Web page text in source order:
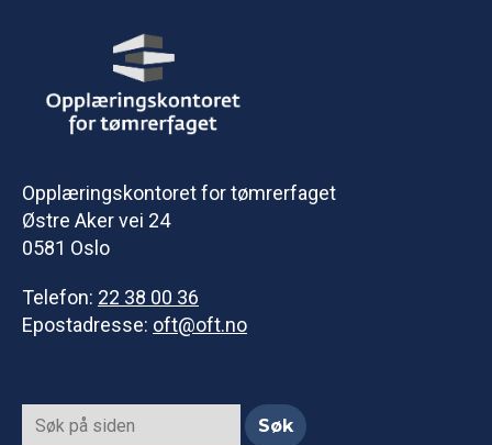
Opplæringskontoret for tømrerfaget
Østre Aker vei 24
0581 Oslo
Telefon: 22 38 00 36
Epostadresse: oft@oft.no